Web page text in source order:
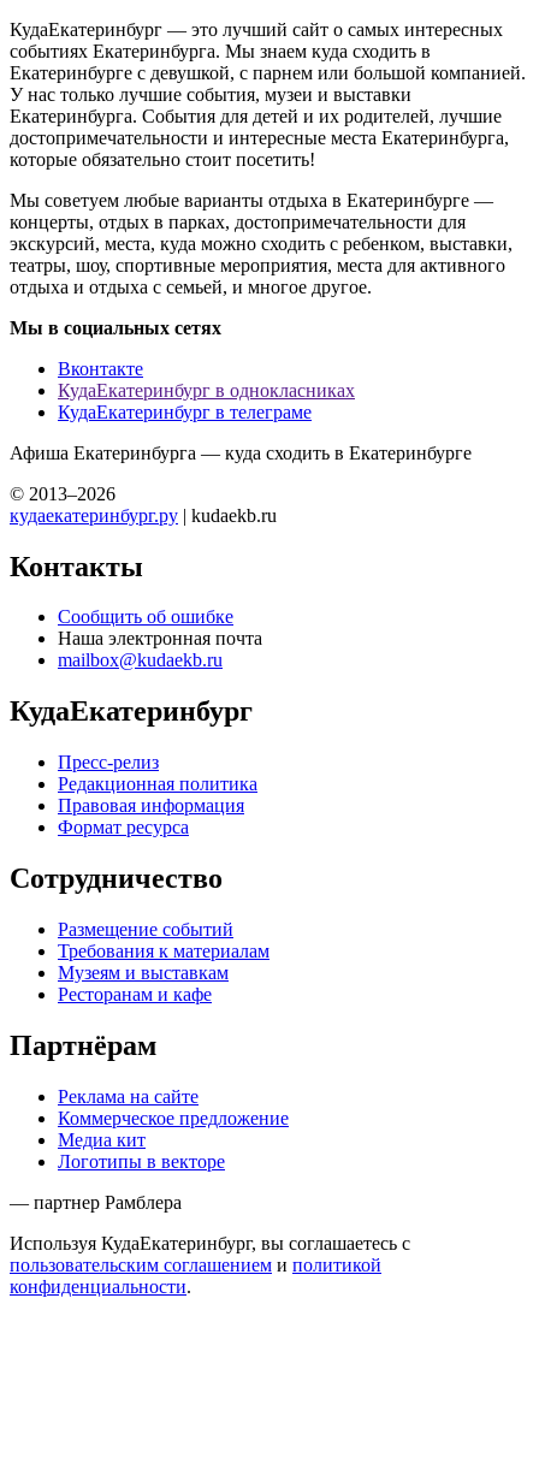
КудаЕкатеринбург — это лучший сайт о самых интересных
событиях Екатеринбурга. Мы знаем куда сходить в
Екатеринбурге с девушкой, с парнем или большой компанией.
У нас только лучшие события, музеи и выставки
Екатеринбурга. События для детей и их родителей, лучшие
достопримечательности и интересные места Екатеринбурга,
которые обязательно стоит посетить!
Мы советуем любые варианты отдыха в Екатеринбурге —
концерты, отдых в парках, достопримечательности для
экскурсий, места, куда можно сходить с ребенком, выставки,
театры, шоу, спортивные мероприятия, места для активного
отдыха и отдыха с семьей, и многое другое.
Мы в социальных сетях
Вконтакте
КудаЕкатеринбург в однокласниках
КудаЕкатеринбург в телеграме
Афиша Екатеринбурга — куда сходить в Екатеринбурге
© 2013–2026
кудаекатеринбург.ру | kudaekb.ru
Контакты
Сообщить об ошибке
Наша электронная почта
mailbox@kudaekb.ru
КудаЕкатеринбург
Пресс-релиз
Редакционная политика
Правовая информация
Формат ресурса
Сотрудничество
Размещение событий
Требования к материалам
Музеям и выставкам
Ресторанам и кафе
Партнёрам
Реклама на сайте
Коммерческое предложение
Медиа кит
Логотипы в векторе
— партнер Рамблера
Используя КудаЕкатеринбург, вы соглашаетесь с
пользовательским соглашением и политикой
конфиденциальности.